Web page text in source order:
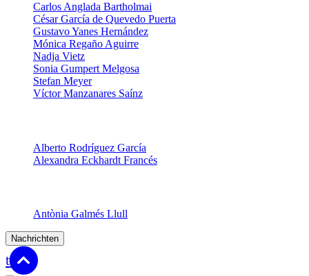
Carlos Anglada Bartholmai
César García de Quevedo Puerta
Gustavo Yanes Hernández
Mónica Regaño Aguirre
Nadja Vietz
Sonia Gumpert Melgosa
Stefan Meyer
Víctor Manzanares Saínz
Alberto Rodríguez García
Alexandra Eckhardt Francés
Antònia Galmés Llull
Nachrichten
top